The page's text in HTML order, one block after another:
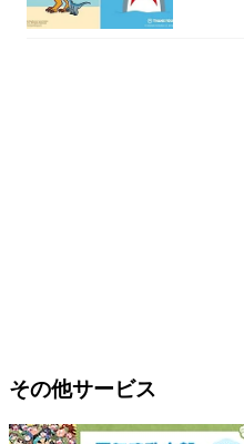
その他サービス